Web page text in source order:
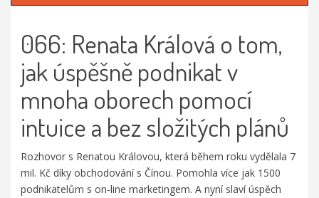
066: Renata Králová o tom,
jak úspěšně podnikat v
mnoha oborech pomocí
intuice a bez složitých plánů
Rozhovor s Renatou Královou, která během roku vydělala 7
mil. Kč díky obchodování s Čínou. Pomohla více jak 1500
podnikatelům s on-line marketingem. A nyní slaví úspěch